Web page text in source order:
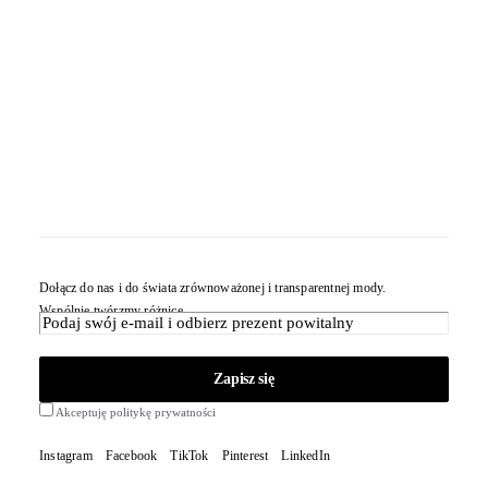
Dołącz do nas i do świata zrównoważonej i transparentnej mody.
Wspólnie twórzmy różnicę.
Akceptuję politykę prywatności
Instagram Facebook TikTok Pinterest LinkedIn